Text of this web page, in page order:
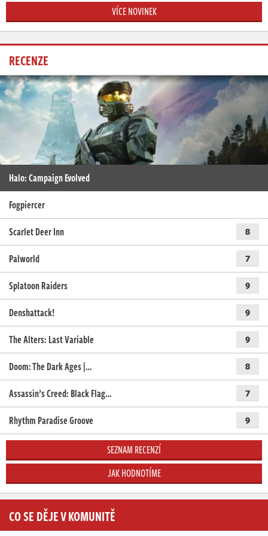
VÍCE NOVINEK
RECENZE
Halo: Campaign Evolved
Fogpiercer
Scarlet Deer Inn
8
Palworld 7
Splatoon Raiders 9
Denshattack! 9
The Alters: Last Variable 9
Doom: The Dark Ages |… 8
Assassin’s Creed: Black Flag… 7
Rhythm Paradise Groove 9
SEZNAM RECENZÍ
JAK HODNOTÍME
CO SE DĚJE V KOMUNITĚ